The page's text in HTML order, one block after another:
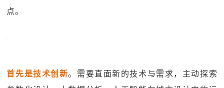
点。
首先是技术创新。需要直面新的技术与需求，主动探索